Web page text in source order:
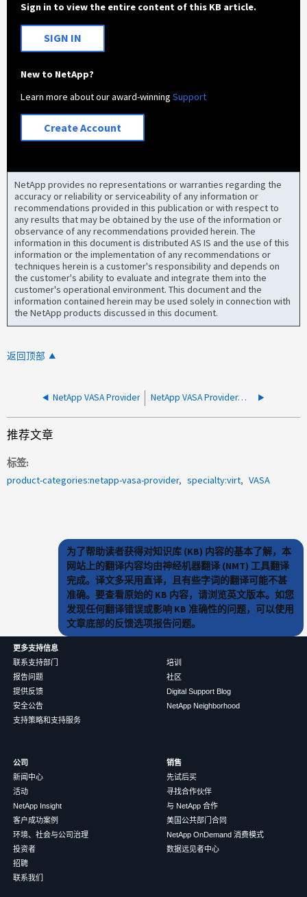
Sign in to view the entire content of this KB article.
SIGN IN
New to NetApp?
Learn more about our award-winningSupport
Create Account
NetApp provides no representations or warranties regarding the
accuracy or reliability or serviceability of any information or
recommendations provided in this publication or with respect to
any results that may be obtained by the use of the information or
observance of any recommendations provided herein. The
information in this document is distributed AS IS and the use of this
information or the implementation of any recommendations or
techniques herein is a customer's responsibility and depends on
the customer's ability to evaluate and integrate them into the
customer's operational environment. This document and the
information contained herein may be used solely in connection with
the NetApp products discussed in this document.
返回顶部
NetApp VASA Provider NetApp VASA Provider是否支持在VVOV数据存储库上配置Windows故障转移集群？
推荐文章
标签
product-categories:netapp-vasa-provider
specialty:virt VASA
为了帮助读者获得对知识库 (KB) 内容的基本了解，本
网站上的翻译内容均由神经机器翻译 (NMT) 工具翻译
完成。译文多采用直译，且有些字词的翻译可能不甚
准确。要查看原始的 KB 内容，请浏览英文版本。如您
发现任何翻译错误或影响 KB 准确性的问题，可以使用
文章底部的反馈选项报告问题。
更多支持信息
联系支持部门
报告问题
提供反馈
安全公告
支持策略和支持服务
培训
社区
Digital Support Blog
NetApp Neighborhood
公司
新闻中心
活动
NetApp Insight
客户成功案例
环境、社会与公司治理
投资者
招聘
联系我们
销售
先试后买
寻找合作伙伴
与 NetApp 合作
美国公共部门合同
NetApp OnDemand 消费模式
数据远见者中心